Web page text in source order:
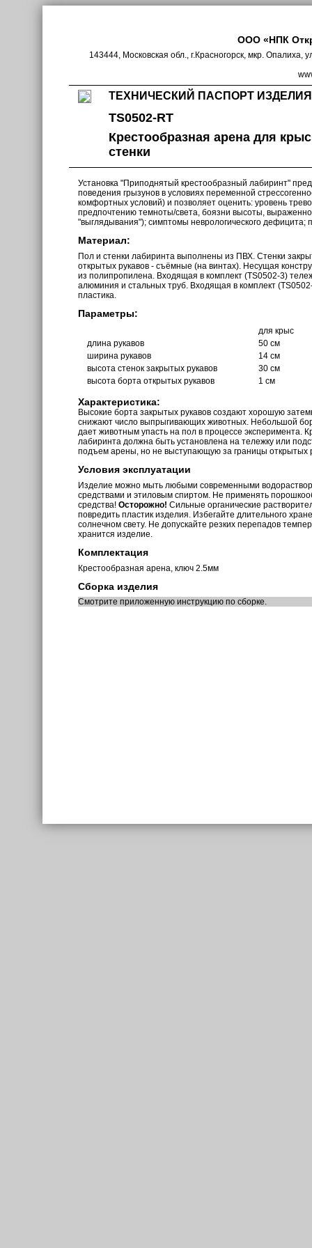
ООО «НПК
143444, Московская обл., г.Красногорск, мкр. Опалиха,
ТЕХНИЧЕСКИЙ ПАСПОРТ
TS0502-RT
Крестообразная арена для
стенки
Установка "Приподнятый крестообразный лабиринт"
поведения грызунов в условиях переменной
комфортных условий) и позволяет оценить: уровень
предпочтению темноты/света, боязни высоты,
"выглядывания"); симптомы неврологического дефицита;
Материал:
Пол и стенки лабиринта выполнены из ПВХ. Стенки
открытых рукавов - съёмные (на винтах). Несущая
из полипропилена. Входящая в комплект (TS0502-3)
алюминия и стальных труб. Входящая в комплект
пластика.
Параметры:
для крыс
длина рукавов
50 см
ширина рукавов
14 см
высота стенок закрытых рукавов
30 см
высота борта открытых рукавов
1 см
Характеристика:
Высокие борта закрытых рукавов создают хорошую
снижают число выпрыгивающих животных. Небольшой
дает животным упасть на пол в процессе эксперимента.
лабиринта должна быть установлена на тележку или
подъем арены, но не выступающую за границы открытых
Условия эксплуатации
Изделие можно мыть любыми современными
средствами и этиловым спиртом. Не применять
средства!Осторожно! Сильные органические
повредить пластик изделия. Избегайте длительного
солнечном свету. Не допускайте резких перепадов
хранится изделие.
Комплектация
Крестообразная арена, ключ 2.5мм
Сборка изделия
Смотрите приложенную инструкцию по сборке.